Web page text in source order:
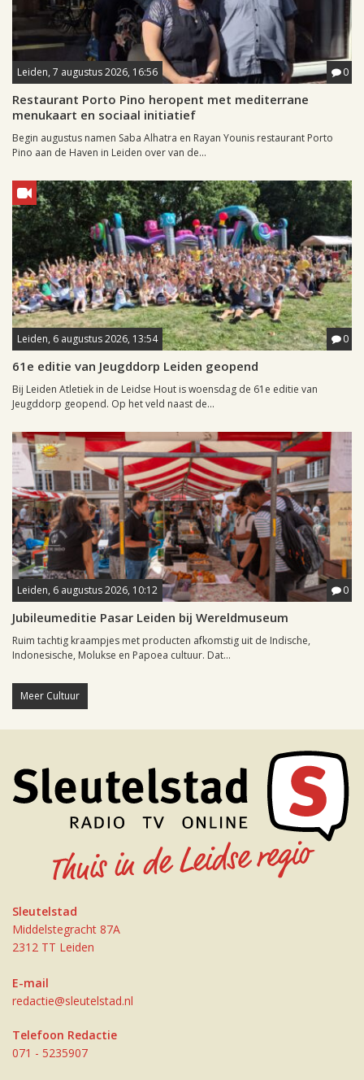
Leiden, 7 augustus 2026, 16:56 0
Restaurant Porto Pino heropent met mediterrane
menukaart en sociaal initiatief
Begin augustus namen Saba Alhatra en Rayan Younis restaurant Porto
Pino aan de Haven in Leiden over van de...
Leiden, 6 augustus 2026, 13:54 0
61e editie van Jeugddorp Leiden geopend
Bij Leiden Atletiek in de Leidse Hout is woensdag de 61e editie van
Jeugddorp geopend. Op het veld naast de...
Leiden, 6 augustus 2026, 10:12 0
Jubileumeditie Pasar Leiden bij Wereldmuseum
Ruim tachtig kraampjes met producten afkomstig uit de Indische,
Indonesische, Molukse en Papoea cultuur. Dat...
Meer Cultuur
Sleutelstad
Middelstegracht 87A
2312 TT Leiden
E-mail
redactie@sleutelstad.nl
Telefoon Redactie
071 - 5235907